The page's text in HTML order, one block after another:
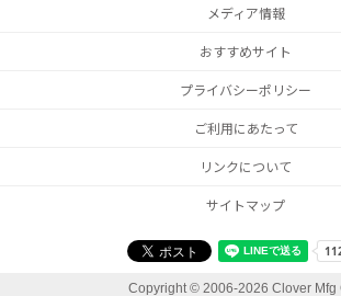
メディア情報
おすすめサイト
プライバシーポリシー
ご利用にあたって
リンクについて
サイトマップ
Copyright © 2006-2026 Clover Mfg